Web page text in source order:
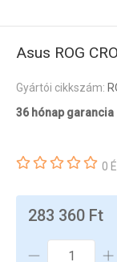
Asus ROG
Gyártói cikkszám:
36 hónap garancia
0
283 360 Ft